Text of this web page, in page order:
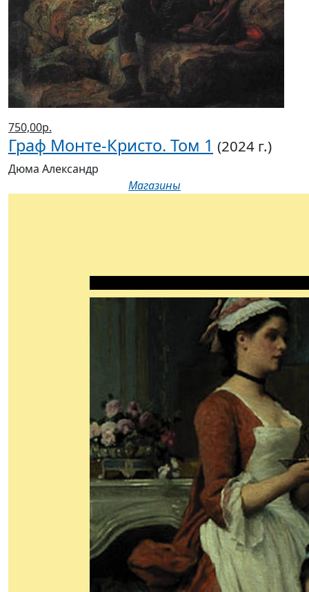
750,00р.
Граф Монте-Кристо. Том 1 (2024 г.)
Дюма Александр
Магазины